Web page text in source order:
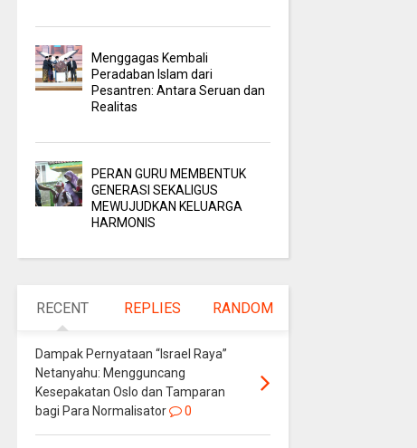
Menggagas Kembali
Peradaban Islam dari
Pesantren: Antara Seruan dan
Realitas
PERAN GURU MEMBENTUK
GENERASI SEKALIGUS
MEWUJUDKAN KELUARGA
HARMONIS
RECENT REPLIES RANDOM
Dampak Pernyataan “Israel Raya”
Netanyahu: Mengguncang
Kesepakatan Oslo dan Tamparan
bagi Para Normalisator
0